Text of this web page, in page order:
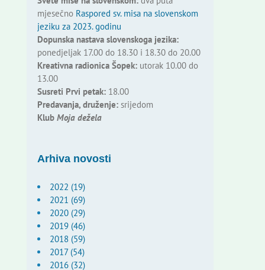
mjesečno Raspored sv. misa na slovenskom
jeziku za 2023. godinu
Dopunska nastava slovenskoga jezika:
ponedjeljak 17.00 do 18.30 i 18.30 do 20.00
Kreativna radionica Šopek:utorak 10.00 do
13.00
Susreti Prvi petak:18.00
Predavanja, druženje:srijedom
Klub Moja dežela
Arhiva novosti
2022 (19)
2021 (69)
2020 (29)
2019 (46)
2018 (59)
2017 (54)
2016 (32)